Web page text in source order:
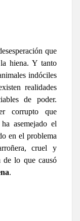
que
hiena. Y tanto
indóciles
realidades
de poder.
corrupto que
asemejado el
en el problema
cruel y
de lo que causó
.